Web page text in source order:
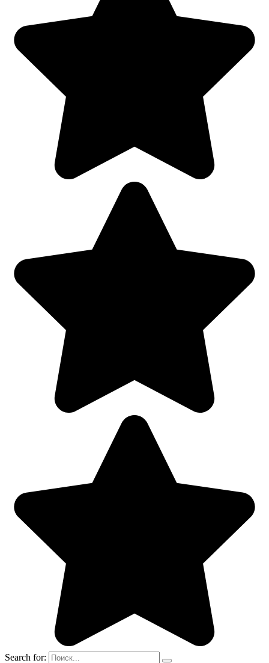
Search for: